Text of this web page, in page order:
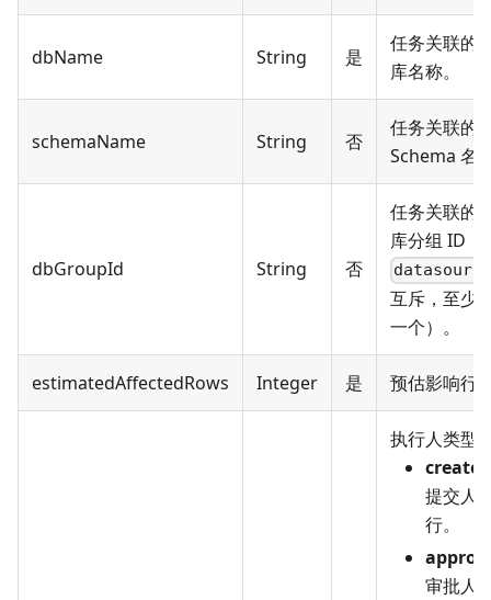
dbName String 是
任务关联的
库名称。
schemaName String 否
任务关联的
Schema 名
dbGroupId String 否
任务关联的
库分组 ID（
互斥，至少
一个）。
estimatedAffectedRows Integer 是 预估影响行
执行人类型
creator
提交人
行。
审批人